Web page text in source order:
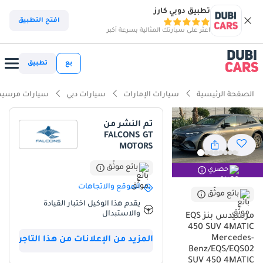
تطبيق دوبي كارز
اعثر على سيارتك المثالية بسرعة أكبر
افتح التطبيق
بع تطبيق
الصفحة الرئيسية سيارات الإمارات سيارات دبي سيارات
حصري
بائع موثّق
مرسيدس بنز EQS
450 SUV 4MATIC
Mercedes-
Benz/EQS/EQS02
تم النشر من
FALCONS GT
MOTORS
بائع موثّق
الموقع والاتجاهات
يقدم هذا الوكيل اختبار القيادة
والاستبدال
المزيد من الإعلانات من هذا التاجر
ذكاء دوبي كارز
ذكاء دوبيكارز
أحدث معايير أنظمة مساعدة السائق المتقدمة (ADAS)
تصنيف السلامة 5 نجوم من NCAP
أقل تكلفة تشغيل في فئتها
ملخص
تُمثل هذه السيارة الرياضية متعددة الاستخدامات الكهربائية بالكامل
فرصةً فريدةً لامتلاك واحدة من أكثر المركبات تطورًا من الناحية التكنولوجية
على الطرق اليوم، دون التعرض لانخفاض القيمة المعتاد للسيارات